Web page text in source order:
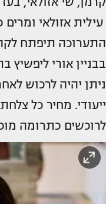
עילית אזולאי
התערוכה תיפתח
בבניין אורי
ניתן יהיה לרכוש
ייעודי. מחיר כל
לרוכשים כתרומה